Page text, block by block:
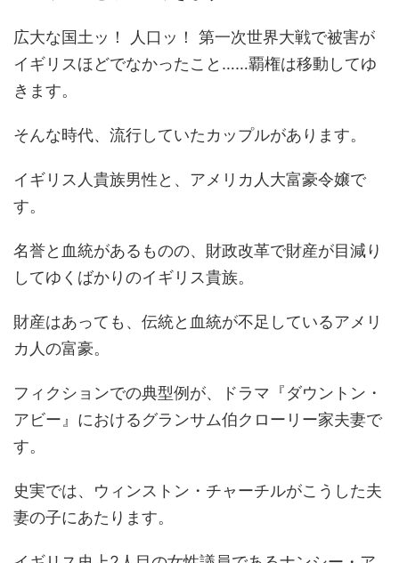
広大な国土ッ！ 人口ッ！ 第一次世界大戦で被害が
イギリスほどでなかったこと……覇権は移動してゆ
きます。
そんな時代、流行していたカップルがあります。
イギリス人貴族男性と、アメリカ人大富豪令嬢で
す。
名誉と血統があるものの、財政改革で財産が目減り
してゆくばかりのイギリス貴族。
財産はあっても、伝統と血統が不足しているアメリ
カ人の富豪。
フィクションでの典型例が、ドラマ『ダウントン・
アビー』におけるグランサム伯クローリー家夫妻で
す。
史実では、ウィンストン・チャーチルがこうした夫
妻の子にあたります。